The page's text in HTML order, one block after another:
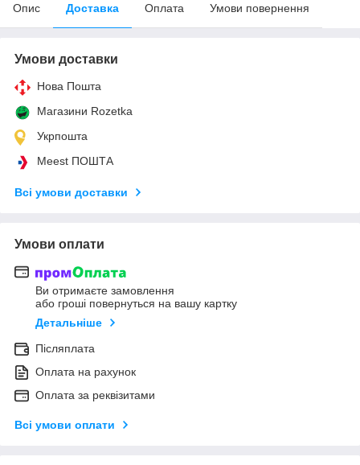
Опис Доставка Оплата Умови повернення
Умови доставки
Нова Пошта
Магазини Rozetka
Укрпошта
Meest ПОШТА
Всі умови доставки
Умови оплати
Ви отримаєте замовлення
або гроші повернуться на вашу картку
Детальніше
Післяплата
Оплата на рахунок
Оплата за реквізитами
Всі умови оплати